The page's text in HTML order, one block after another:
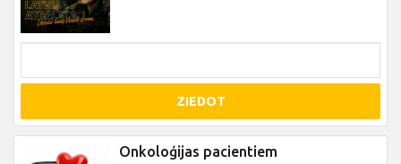
ZIEDOT
Onkoloģijas pacientiem